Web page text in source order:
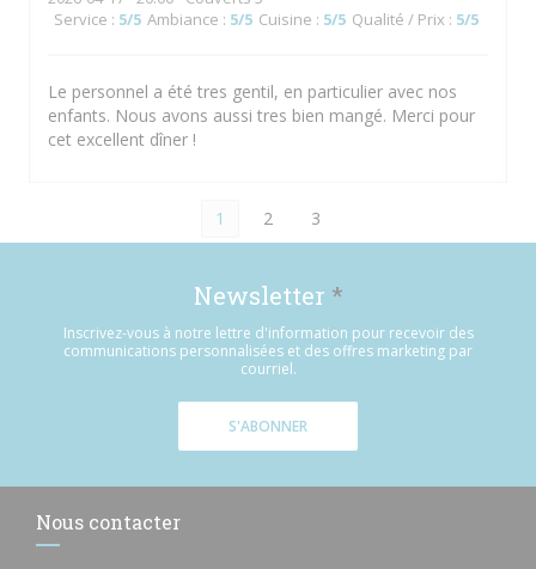
Service : 5/5 Ambiance : 5/5 Cuisine : 5/5 Qualité / Prix : 5/5
Le personnel a été tres gentil, en particulier avec nos
enfants. Nous avons aussi tres bien mangé. Merci pour
cet excellent dîner !
1 2 3
Newsletter *
Inscrivez-vous à notre lettre d'information pour recevoir des
communications personnalisées et des offres marketing par
courriel.
S'ABONNER
Nous contacter